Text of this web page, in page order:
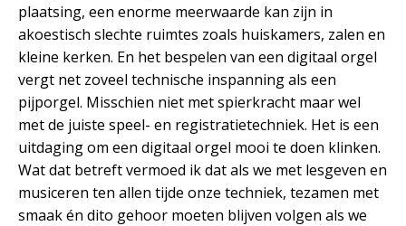
plaatsing, een enorme meerwaarde kan zijn in
akoestisch slechte ruimtes zoals huiskamers, zalen en
kleine kerken. En het bespelen van een digitaal orgel
vergt net zoveel technische inspanning als een
pijporgel. Misschien niet met spierkracht maar wel
met de juiste speel- en registratietechniek. Het is een
uitdaging om een digitaal orgel mooi te doen klinken.
Wat dat betreft vermoed ik dat als we met lesgeven en
musiceren ten allen tijde onze techniek, tezamen met
smaak én dito gehoor moeten blijven volgen als we